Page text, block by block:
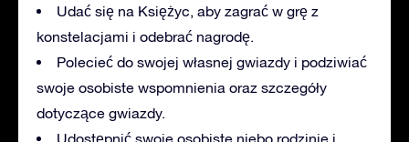
Udać się na Księżyc, aby zagrać w grę z
konstelacjami i odebrać nagrodę.
Polecieć do swojej własnej gwiazdy i podziwiać
swoje osobiste wspomnienia oraz szczegóły
dotyczące gwiazdy.
Udostępnić swoje osobiste niebo rodzinie i